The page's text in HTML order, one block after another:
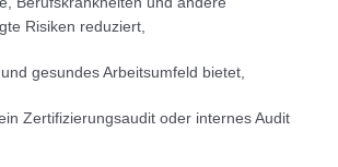
Risiken reduziert,
gesundes Arbeitsumfeld bietet,
Zertifizierungsaudit oder internes Audit